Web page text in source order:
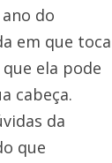
do
em que toca
ela pode
cabeça.
da
que